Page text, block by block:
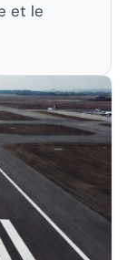
et le